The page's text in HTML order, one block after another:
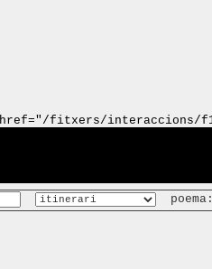
href="/fitxers/interaccions/